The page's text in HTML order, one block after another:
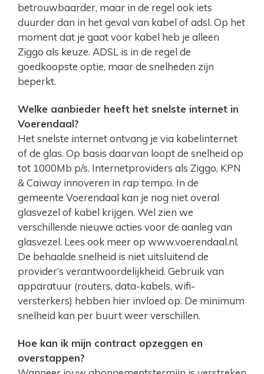
betrouwbaarder, maar in de regel ook iets
duurder dan in het geval van kabel of adsl. Op het
moment dat je gaat voor kabel heb je alleen
Ziggo als keuze. ADSL is in de regel de
goedkoopste optie, maar de snelheden zijn
beperkt.
Welke aanbieder heeft het snelste internet in
Voerendaal?
Het snelste internet ontvang je via kabelinternet
of de glas. Op basis daarvan loopt de snelheid op
tot 1000Mb p/s. Internetproviders als Ziggo, KPN
& Caiway innoveren in rap tempo. In de
gemeente Voerendaal kan je nog niet overal
glasvezel of kabel krijgen. Wel zien we
verschillende nieuwe acties voor de aanleg van
glasvezel. Lees ook meer op www.voerendaal.nl.
De behaalde snelheid is niet uitsluitend de
provider’s verantwoordelijkheid. Gebruik van
apparatuur (routers, data-kabels, wifi-
versterkers) hebben hier invloed op. De minimum
snelheid kan per buurt weer verschillen.
Hoe kan ik mijn contract opzeggen en
overstappen?